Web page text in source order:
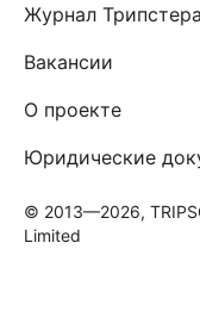
Журнал Трипстера
Вакансии
О проекте
Юридические
© 2013—2026,
Limited